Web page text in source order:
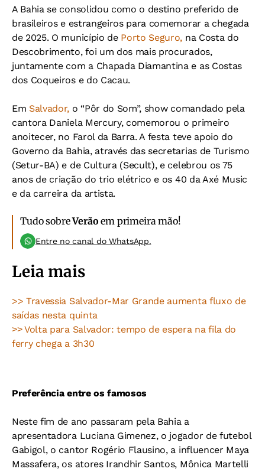
A Bahia se consolidou como o destino preferido de
brasileiros e estrangeiros para comemorar a chegada
de 2025. O município dePorto Seguro, na Costa do
Descobrimento, foi um dos mais procurados,
juntamente com a Chapada Diamantina e as Costas
dos Coqueiros e do Cacau.
Em Salvador, o “Pôr do Som”, show comandado pela
cantora Daniela Mercury, comemorou o primeiro
anoitecer, no Farol da Barra. A festa teve apoio do
Governo da Bahia, através das secretarias de Turismo
(Setur-BA) e de Cultura (Secult), e celebrou os 75
anos de criação do trio elétrico e os 40 da Axé Music
e da carreira da artista.
Tudo sobreVerão em primeira mão!
Entre no canal do WhatsApp.
Leia mais
>> Travessia Salvador-Mar Grande aumenta fluxo de
saídas nesta quinta
>>Volta para Salvador: tempo de espera na fila do
ferry chega a 3h30
Preferência entre os famosos
Neste fim de ano passaram pela Bahia a
apresentadora Luciana Gimenez, o jogador de futebol
Gabigol, o cantor Rogério Flausino, a influencer Maya
Massafera, os atores Irandhir Santos, Mônica Martelli